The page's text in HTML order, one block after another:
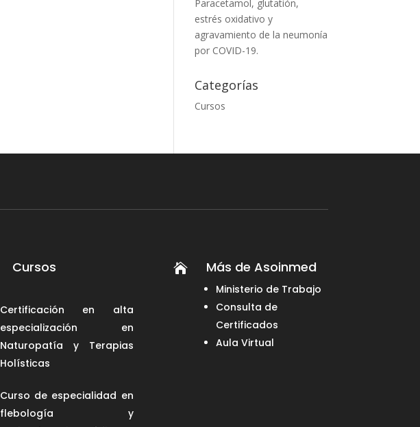
Paracetamol, glutatión,
estrés oxidativo y
agravamiento de la neumonía
por COVID-19.
Categorías
Cursos
Cursos
Certificación en alta
especialización en
Naturopatía y Terapias
Holísticas
Curso de especialidad en
flebología y
 Más de Asoinmed
Ministerio de Trabajo
Consulta de
Certificados
Aula Virtual